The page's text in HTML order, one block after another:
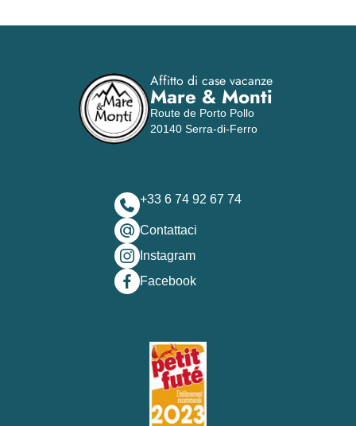
Affitto di case vacanze
Mare & Monti
Route de Porto Pollo
20140 Serra-di-Ferro
+33 6 74 92 67 74
Contattaci
Instagram
Facebook